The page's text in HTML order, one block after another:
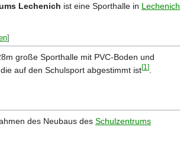
Lechenich ist eine Sporthalle in Lechenich
]
große Sporthalle mit PVC-Boden und
auf den Schulsport abgestimmt ist[1 ]
des Neubaus des Schulzentrums